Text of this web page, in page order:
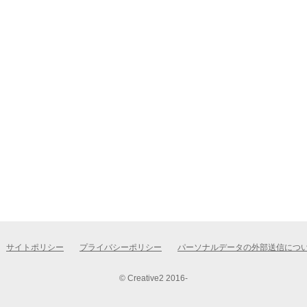
サイトポリシー プライバシーポリシー パーソナルデータの外部送信につ
© Creative2 2016-